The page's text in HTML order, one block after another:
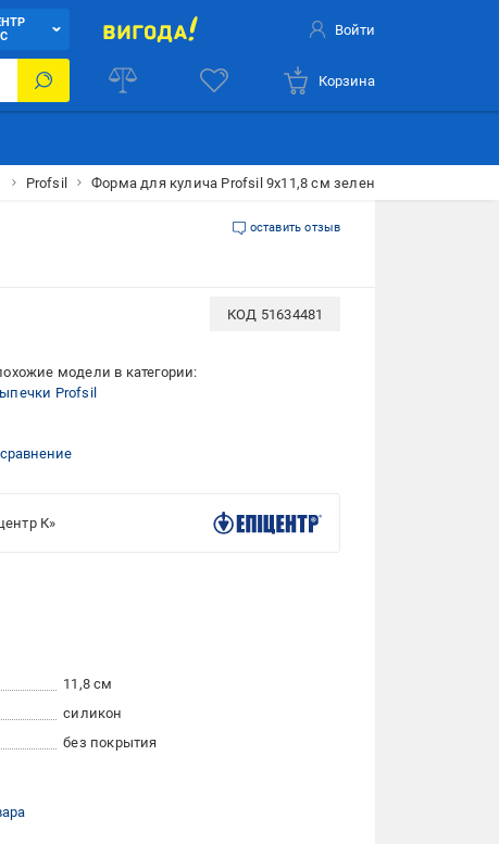
Войти
Корзина
Profsil Форма для кулича Profsil 9х11,8 см зеленая
оставить отзыв
КОД 51634481
модели в категории:
Profsil
К»
11,8 см
силикон
без покрытия